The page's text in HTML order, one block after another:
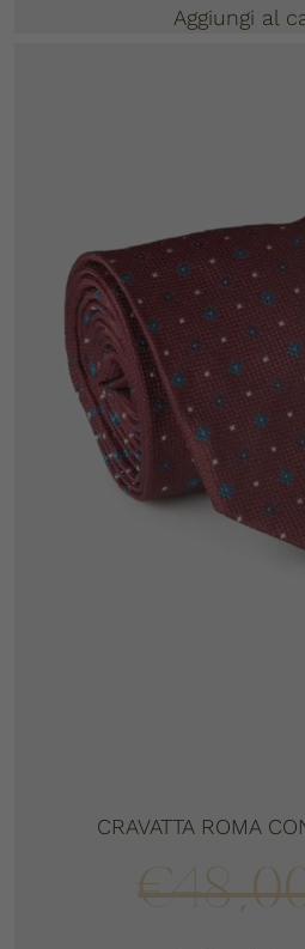
Aggiungi al
CRAVATTA ROMA
€